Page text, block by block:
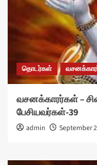
தொடர்கள்
வசனக்காரர்கள் –
பேசியவர்கள்-39
admin September